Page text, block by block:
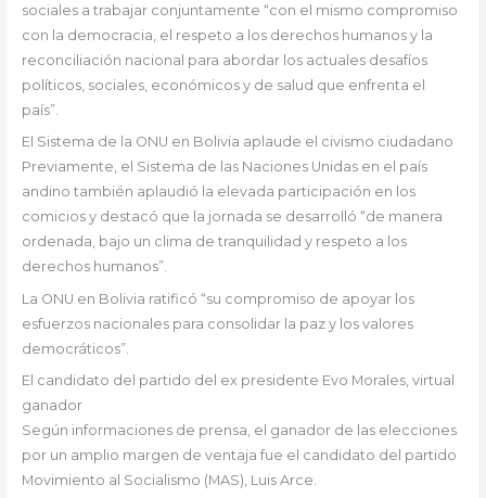
sociales a trabajar conjuntamente “con el mismo compromiso
con la democracia, el respeto a los derechos humanos y la
reconciliación nacional para abordar los actuales desafíos
políticos, sociales, económicos y de salud que enfrenta el
país”.
El Sistema de la ONU en Bolivia aplaude el civismo ciudadano
Previamente, el Sistema de las Naciones Unidas en el país
andino también aplaudió la elevada participación en los
comicios y destacó que la jornada se desarrolló “de manera
ordenada, bajo un clima de tranquilidad y respeto a los
derechos humanos”.
La ONU en Bolivia ratificó “su compromiso de apoyar los
esfuerzos nacionales para consolidar la paz y los valores
democráticos”.
El candidato del partido del ex presidente Evo Morales, virtual
ganador
Según informaciones de prensa, el ganador de las elecciones
por un amplio margen de ventaja fue el candidato del partido
Movimiento al Socialismo (MAS), Luis Arce.